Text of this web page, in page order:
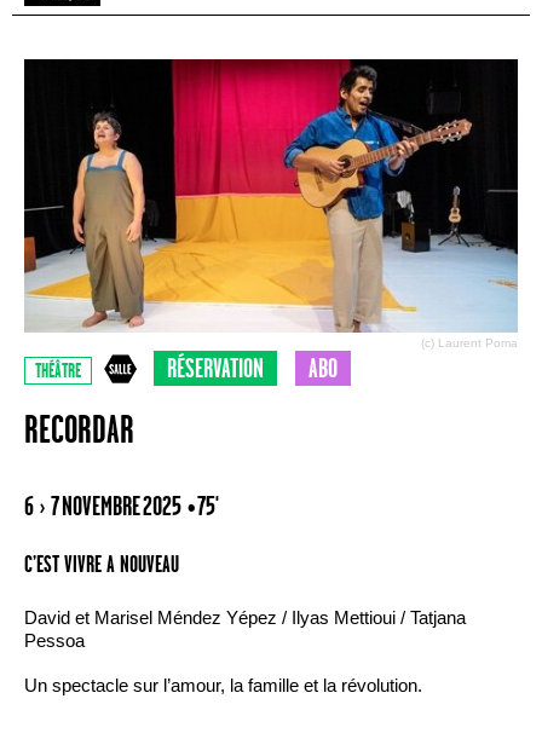
(c) Laurent Poma
THÉÂTRE RÉSERVATION ABO
RECORDAR
6 › 7 NOVEMBRE 2025 • 75'
C’EST VIVRE A NOUVEAU
David et Marisel Méndez Yépez / Ilyas Mettioui / Tatjana
Pessoa
Un spectacle sur l’amour, la famille et la révolution.